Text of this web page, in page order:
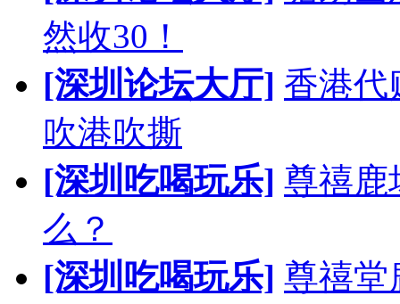
然收30！
[深圳论坛大厅] 香港代
吹港吹撕
[深圳吃喝玩乐] 尊禧鹿
么？
[深圳吃喝玩乐] 尊禧堂